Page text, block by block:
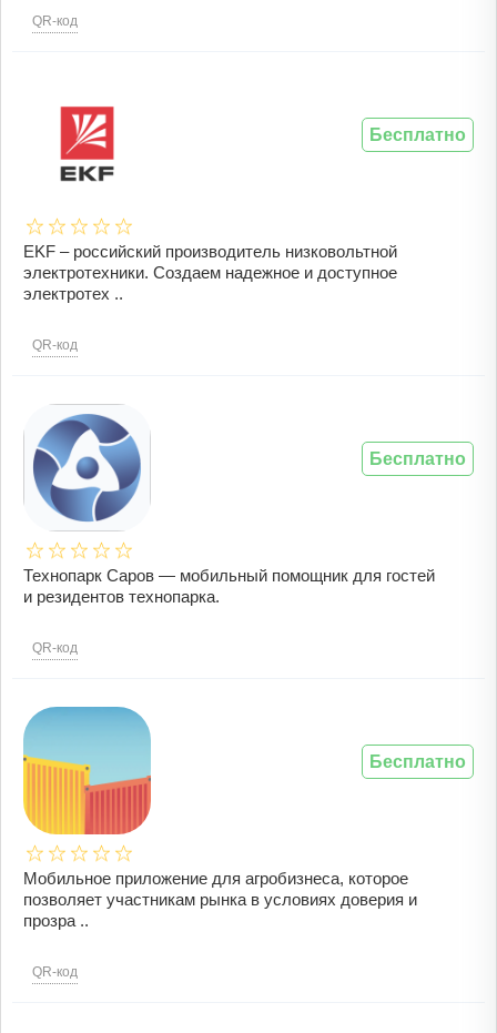
QR-код
EKF – российский производитель низковольтной
электротехники. Создаем надежное и доступное
электротех ..
QR-код
Бесплатно
Технопарк Саров — мобильный помощник для гостей
и резидентов технопарка.
QR-код
Бесплатно
Мобильное приложение для агробизнеса, которое
позволяет участникам рынка в условиях доверия и
прозра ..
QR-код
Бесплатно